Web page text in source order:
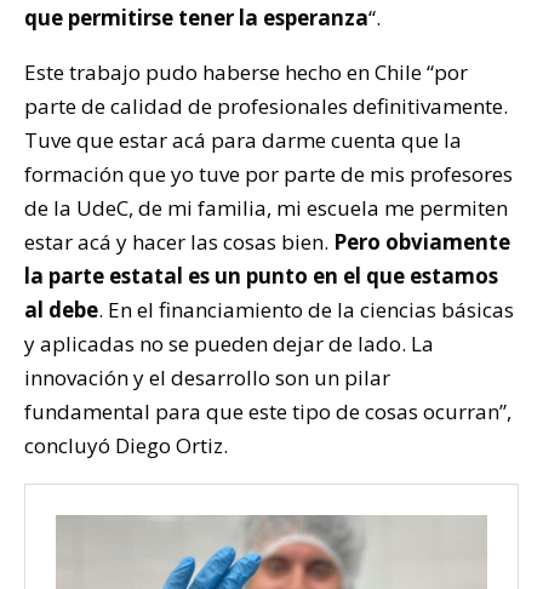
que permitirse tener la esperanza“.
Este trabajo pudo haberse hecho en Chile “por
parte de calidad de profesionales definitivamente.
Tuve que estar acá para darme cuenta que la
formación que yo tuve por parte de mis profesores
de la UdeC, de mi familia, mi escuela me permiten
estar acá y hacer las cosas bien. Pero obviamente
la parte estatal es un punto en el que estamos
al debe. En el financiamiento de la ciencias básicas
y aplicadas no se pueden dejar de lado. La
innovación y el desarrollo son un pilar
fundamental para que este tipo de cosas ocurran”,
concluyó Diego Ortiz.